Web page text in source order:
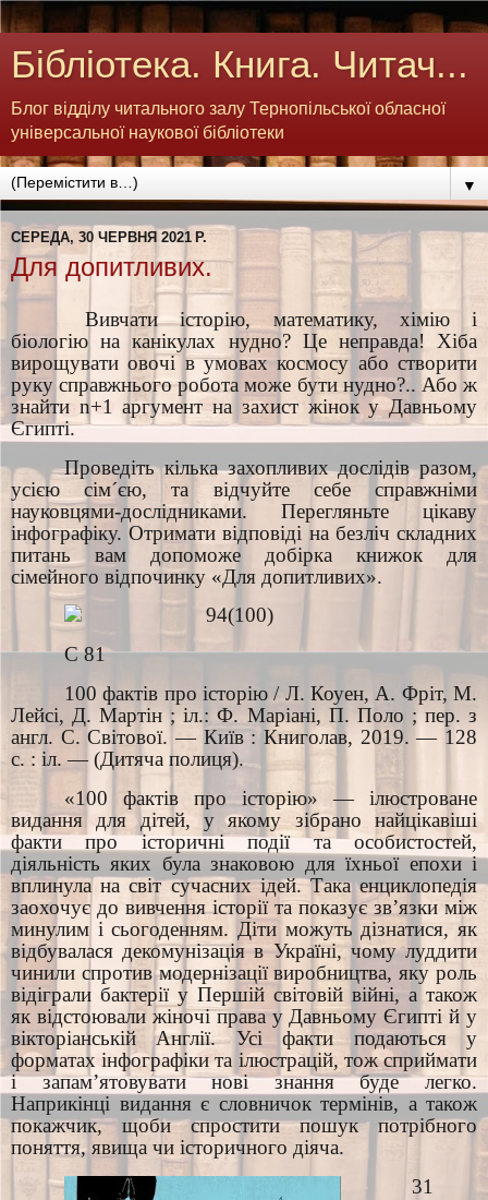
Бібліотека. Книга. Читач...
Блог відділу читального залу Тернопільської обласної
універсальної наукової бібліотеки
▼
СЕРЕДА, 30 ЧЕРВНЯ 2021 Р.
Для допитливих.
Вивчати історію, математику, хімію і
біологію на канікулах нудно? Це неправда! Хіба
вирощувати овочі в умовах космосу або створити
руку справжнього робота може бути нудно?.. Або ж
знайти n+1аргумент на захист жінок у Давньому
Єгипті.
Проведіть кілька захопливих дослідів разом,
усією сім´єю, та відчуйте себе справжніми
науковцями-дослідниками. Перегляньте цікаву
інфографіку. Отримати відповіді на безліч складних
питань вам допоможе добірка книжок для
сімейного відпочинку «Для допитливих».
94(100)
С 81
100 фактів про історію / Л. Коуен, А. Фріт, М.
Лейсі, Д. Мартін ; іл.: Ф. Маріані, П. Поло ; пер. з
англ. С. Світової. — Київ : Книголав, 2019. — 128
с. : іл. — (Дитяча полиця).
«100 фактів про історію» — ілюстроване
видання для дітей, у якому зібрано найцікавіші
факти про історичні події та особистостей,
діяльність яких була знаковою для їхньої епохи і
вплинула на світ сучасних ідей. Така енциклопедія
заохочує до вивчення історії та показує зв’язки між
минулим і сьогоденням. Діти можуть дізнатися, як
відбувалася декомунізація в Україні, чому луддити
чинили спротив модернізації виробництва, яку роль
відіграли бактерії у Першій світовій війні, а також
як відстоювали жіночі права у Давньому Єгипті й у
вікторіанській Англії. Усі факти подаються у
форматах інфографіки та ілюстрацій, тож сприймати
і запам’ятовувати нові знання буде легко.
Наприкінці видання є словничок термінів, а також
покажчик, щоби спростити пошук потрібного
поняття, явища чи історичного діяча.
31